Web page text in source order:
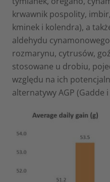
krwawnik pospolity,
kminek i kolendra), a
aldehydu
rozmarynu, cytrusów,
stosowane u drobiu,
względu na ich
alternatywy AGP (Gadde i